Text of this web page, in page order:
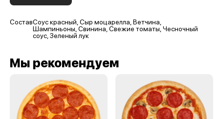
СоставСоус красный, Сыр моцарелла, Ветчина,
Шампиньоны, Свинина, Свежие томаты, Чесночный
соус, Зеленый лук
Мы рекомендуем